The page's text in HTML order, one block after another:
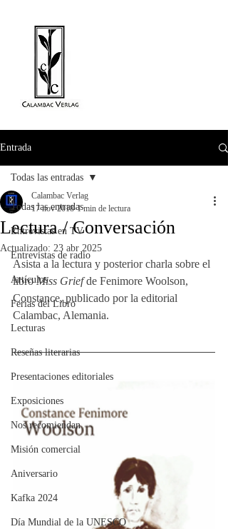
Entrada
Todas las entradas
Entrevistas en TV
Entrevistas de radio
Artículos
Ferias del Libro
Lecturas
Reseñas literarias
Presentaciones editoriales
Exposiciones
Nos recomiendan
Misión comercial
Aniversario
Kafka 2024
Día Mundial de la UNESCO
Todas las entradas
Lectura / Conversación
Calambac Verlag
17 nov 2018 1 min de lectura
Actualizado: 23 abr 2025
Asista a la lectura y posterior charla sobre el
libro Miss Grief de Fenimore Woolson,
Constance, publicado por la editorial
Calambac, Alemania.